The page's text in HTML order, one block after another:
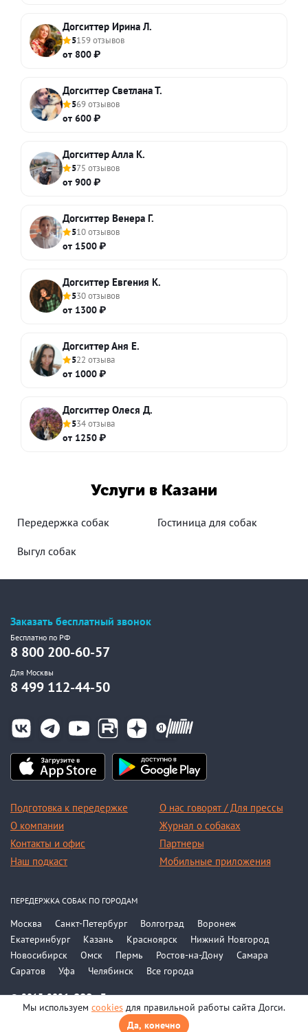
Догситтер Ирина Л.
5159 отзывов
от 800 ₽
Догситтер Светлана Т.
569 отзывов
от 600 ₽
Догситтер Алла К.
575 отзывов
от 900 ₽
Догситтер Венера Г.
510 отзывов
от 1500 ₽
Догситтер Евгения К.
530 отзывов
от 1300 ₽
Догситтер Аня Е.
522 отзыва
от 1000 ₽
Догситтер Олеся Д.
534 отзыва
от 1250 ₽
Услуги в Казани
Передержка собак Гостиница для собак
Выгул собак
Заказать бесплатный звонок
Бесплатно по РФ
8 800 200-60-57
Для Москвы
8 499 112-44-50
Подготовка к передержке
О компании
Контакты и офис
Наш подкаст
О нас говорят / Для прессы
Журнал о собаках
Партнеры
Мобильные приложения
© 2015-2026, ООО «Догси»
Политика конфиденциальности
ПЕРЕДЕРЖКА СОБАК ПО ГОРОДАМ
Москва Санкт-Петербург Волгоград
Воронеж
Екатеринбург
Казань Красноярск
Нижний Новгород
Новосибирск
Омск Пермь Ростов-на-Дону
Самара
Саратов
Уфа Челябинск Все города
Мы используем cookies для правильной работы сайта Догси.
Да, конечно